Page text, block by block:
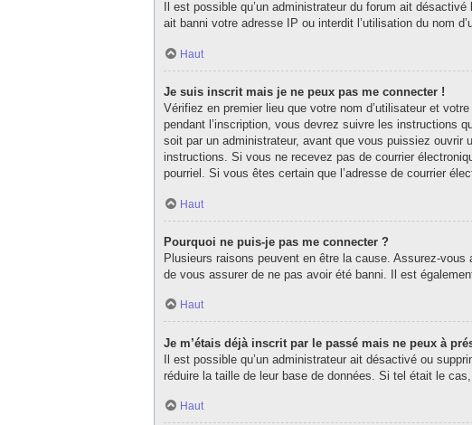
Il est possible qu’un administrateur du forum ait
ait banni votre adresse IP ou interdit l’utilisation du nom
Haut
Je suis inscrit mais je ne peux pas me connecter !
Vérifiez en premier lieu que votre nom d’utilisateur et
pendant l’inscription, vous devrez suivre les instructions
soit par un administrateur, avant que vous puissiez
instructions. Si vous ne recevez pas de courrier
pourriel. Si vous êtes certain que l’adresse de courrier
Haut
Pourquoi ne puis-je pas me connecter ?
Plusieurs raisons peuvent en être la cause. Assurez-
de vous assurer de ne pas avoir été banni. Il est
Haut
Je m’étais déjà inscrit par le passé mais ne peux à
Il est possible qu’un administrateur ait désactivé ou
réduire la taille de leur base de données. Si tel était le
Haut